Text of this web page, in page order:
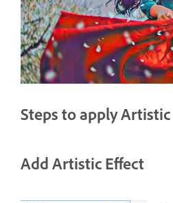
Steps to apply
Add Artistic Effect